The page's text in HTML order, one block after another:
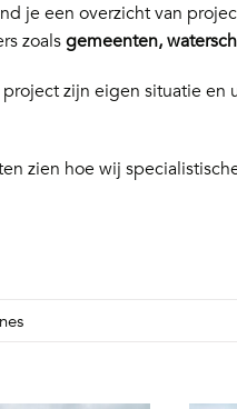
je een overzicht van
zoalsgemeenten,
project zijn eigen situatie
zien hoe wij